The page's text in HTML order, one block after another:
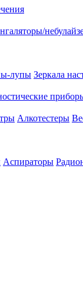
лупы Зеркала
Алкотестеры
Аспираторы